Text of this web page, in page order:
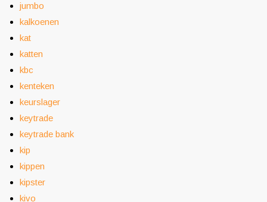
jumbo
kalkoenen
kat
katten
kbc
kenteken
keurslager
keytrade
keytrade bank
kip
kippen
kipster
kivo